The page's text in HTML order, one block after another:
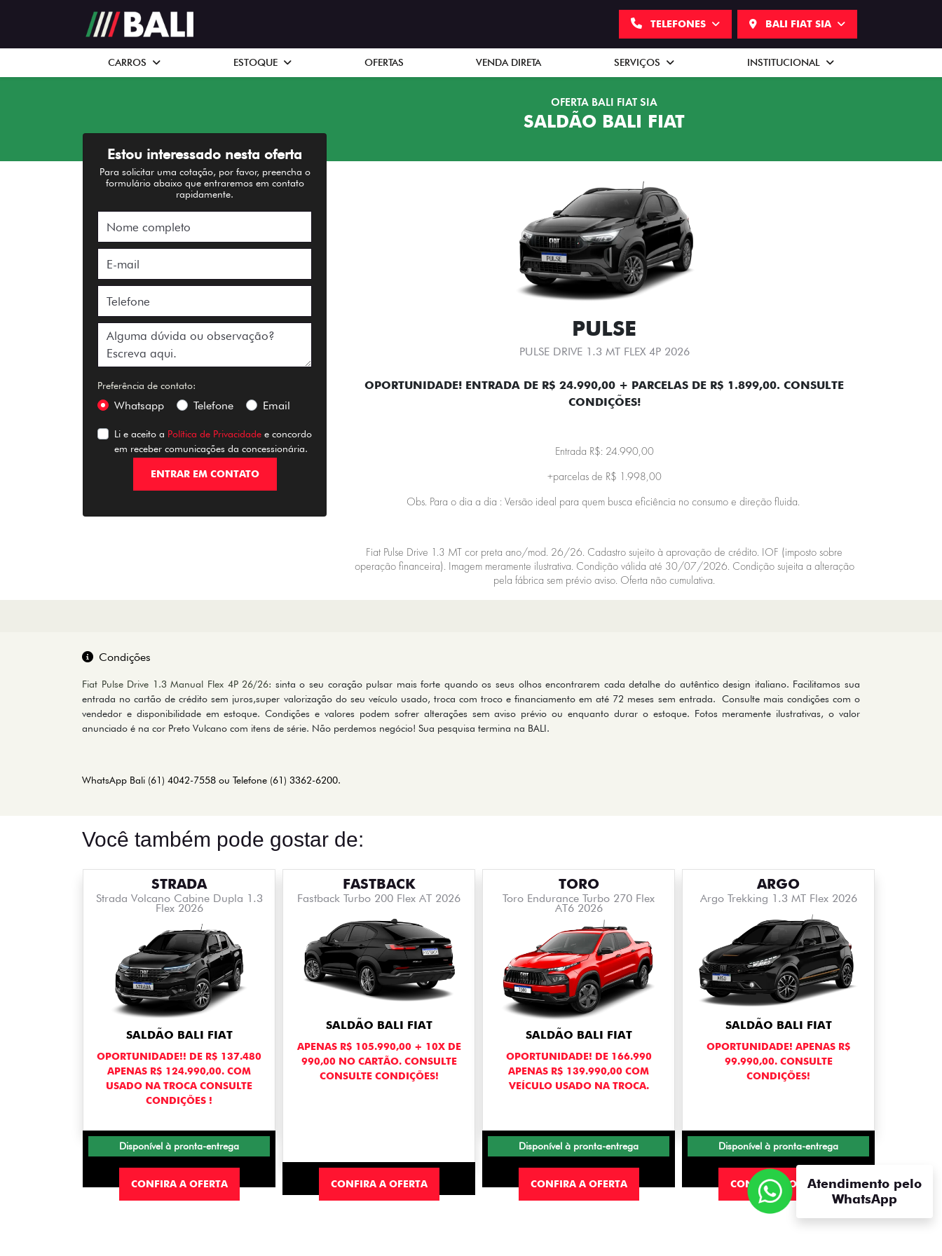
TELEFONES BALI FIAT SIA
CARROS ESTOQUE OFERTAS VENDA DIRETA SERVIÇOS INSTITUCIONAL
OFERTA BALI FIAT SIA
SALDÃO BALI FIAT
PULSE
PULSE DRIVE 1.3 MT FLEX 4P 2026
OPORTUNIDADE! ENTRADA DE R$ 24.990,00 + PARCELAS DE R$ 1.899,00. CONSULTE
CONDIÇÕES!
Entrada R$: 24.990,00
+parcelas de R$ 1.998,00
Obs. Para o dia a dia : Versão ideal para quem busca eficiência no consumo e direção fluida.
Fiat Pulse Drive 1.3 MT cor preta ano/mod. 26/26. Cadastro sujeito à aprovação de crédito. IOF (imposto sobre
operação financeira). Imagem meramente ilustrativa. Condição válida até 30/07/2026. Condição sujeita a alteração
pela fábrica sem prévio aviso. Oferta não cumulativa.
Estou interessado nesta oferta
Para solicitar uma cotação, por favor, preencha o
formulário abaixo que entraremos em contato
rapidamente.
Preferência de contato:
Whatsapp Telefone Email
Li e aceito a Política de Privacidade e concordo
em receber comunicações da concessionária.
ENTRAR EM CONTATO
Condições
Fiat Pulse Drive 1.3 Manual Flex 4P 26/26: sinta o seu coração pulsar mais forte quando os seus olhos encontrarem cada detalhe do autêntico design italiano. Facilitamos sua
entrada no cartão de crédito sem juros,super valorização do seu veículo usado, troca com troco e financiamento em até 72 meses sem entrada. Consulte mais condições com o
vendedor e disponibilidade em estoque. Condições e valores podem sofrer alterações sem aviso prévio ou enquanto durar o estoque. Fotos meramente ilustrativas, o valor
anunciado é na cor Preto Vulcano com itens de série. Não perdemos negócio! Sua pesquisa termina na BALI.
WhatsApp Bali (61) 4042-7558 ou Telefone (61) 3362-6200.
Você também pode gostar de:
STRADA
Strada Volcano Cabine Dupla 1.3
Flex 2026
SALDÃO BALI FIAT
OPORTUNIDADE!! DE R$ 137.480
APENAS R$ 124.990,00. COM
USADO NA TROCA CONSULTE
CONDIÇÕES !
Disponível à pronta-entrega
CONFIRA A OFERTA
FASTBACK
Fastback Turbo 200 Flex AT 2026
SALDÃO BALI FIAT
APENAS R$ 105.990,00 + 10X DE
990,00 NO CARTÃO. CONSULTE
CONSULTE CONDIÇÕES!
CONFIRA A OFERTA
TORO
Toro Endurance Turbo 270 Flex
AT6 2026
SALDÃO BALI FIAT
OPORTUNIDADE! DE 166.990
APENAS R$ 139.990,00 COM
VEÍCULO USADO NA TROCA.
Disponível à pronta-entrega
CONFIRA A OFERTA
ARGO
Argo Trekking 1.3 MT Flex 2026
SALDÃO BALI FIAT
OPORTUNIDADE! APENAS R$
99.990,00. CONSULTE
CONDIÇÕES!
Disponível à pronta-entrega
CONFIRA A OFERTAAtendimento pelo
WhatsApp